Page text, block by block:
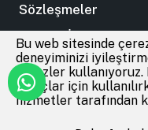
Sözleşmeler
Bizimle İletişime
© 2026As
Bu web sitesinde
deneyiminizi
çerezler
amaçlar için
hizmetler tarafından